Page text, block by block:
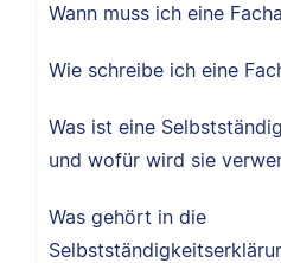
Wann muss ich eine
Wie schreibe ich eine
Was ist eine
und wofür wird sie
Was gehört in die